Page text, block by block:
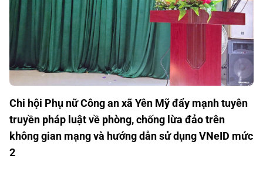
Chi hội Phụ nữ Công an xã Yên Mỹ đẩy mạnh tuyên
truyền pháp luật về phòng, chống lừa đảo trên
không gian mạng và hướng dẫn sử dụng VNeID mức
2